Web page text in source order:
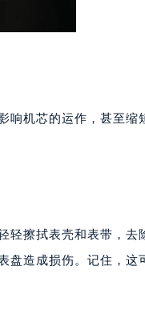
响机芯的运作，甚至缩
轻擦拭表壳和表带，去
盘造成损伤。记住，这